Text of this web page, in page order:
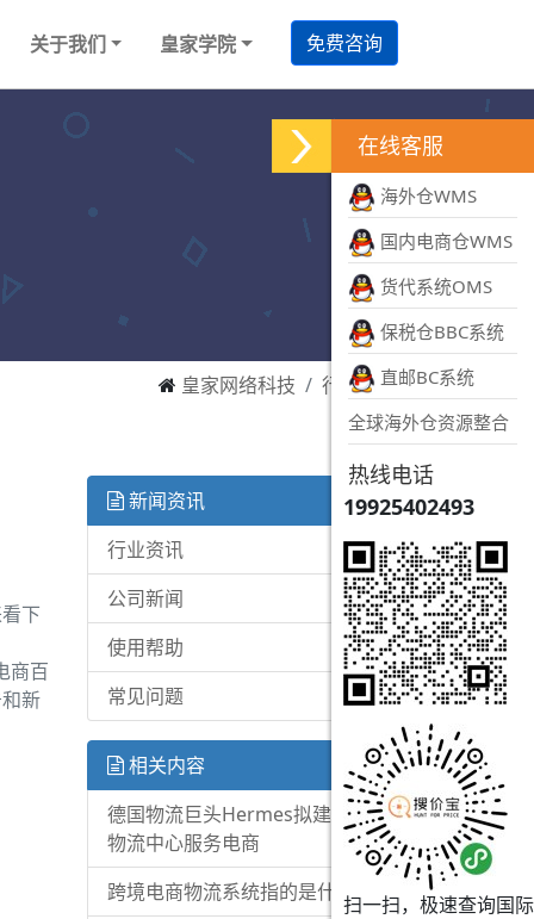
关于我们 皇家学院 免费咨询
皇家网络科技 行业资讯
下
商百
新
新闻资讯
行业资讯
公司新闻
使用帮助
常见问题
相关内容
德国物流巨头Hermes拟建9个
物流中心服务电商
跨境电商物流系统指的是什么
在线客服
海外仓WMS
国内电商仓WMS
货代系统OMS
保税仓BBC系统
直邮BC系统
全球海外仓资源整合
热线电话
19925402493
扫一扫，极速查询国际